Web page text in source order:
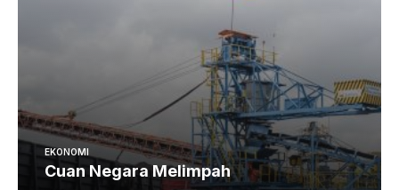
EKONOMI
Cuan Negara Melimpah